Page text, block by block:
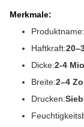
Merkmale:
Produktname:
Haftkraft:
Dicke:2-4 Mio
Breite:2–4
Drucken: